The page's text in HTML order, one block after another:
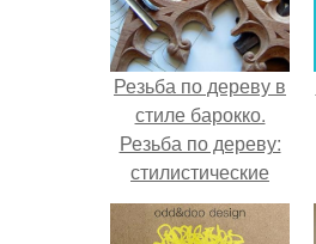
Резьба по дереву в
стиле барокко.
Резьба по дереву:
стилистические
направления и
характерные узоры.